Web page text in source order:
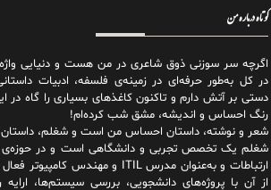
کوتاه درباره من
اگرچه سر سوزنی ذوق شاعری در من هست و دنیایی
در کل به‌طور حرفه‌ای در زمینه‌ی فلسفه، ادبیات
دستی بر آتش دارم و تاکنون کاغذهای بسیاری را گاه در
رنگ احساس و اندیشه، مشق شب کرده‌ام!
شعر و نوشته، داستان احساس من است و شغلم،
شغلم یک تخصص تجربی و دانشگاهی است و در حوزه‌ی
از آن با پروژه‌های دانشجویی، بررسی سیستم‌ها، ارایه